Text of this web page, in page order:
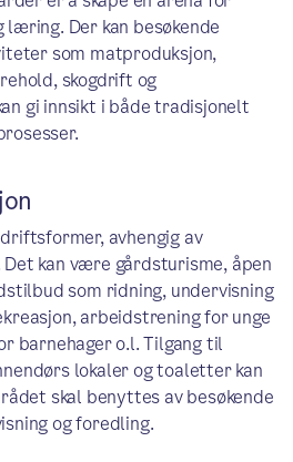
Der kan besøkende
som matproduksjon,
skogdrift og
gi innsikt i både tradisjonelt
avhengig av
kan være gårdsturisme, åpen
som ridning, undervisning
arbeidstrening for unge
barnehager o.l. Tilgang til
lokaler og toaletter kan
skal benyttes av besøkende
og foredling.